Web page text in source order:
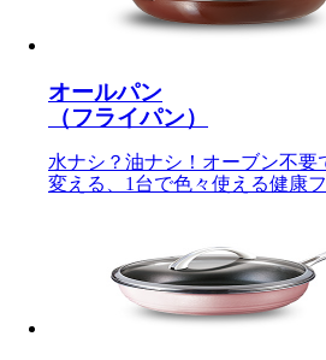
オールパン
（フライパン）
水ナシ？油ナシ！オーブン不要
変える、1台で色々使える健康フ